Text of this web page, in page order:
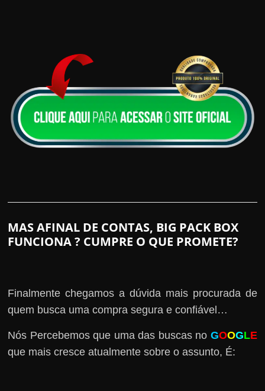
MAS AFINAL DE CONTAS, BIG PACK BOX
FUNCIONA ? CUMPRE O QUE PROMETE?
Finalmente chegamos a dúvida mais procurada de
quem busca uma compra segura e confiável…
Nós Percebemos que uma das buscas no GOOGLE
que mais cresce atualmente sobre o assunto, É: